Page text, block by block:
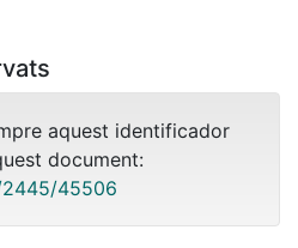
aquest identificador
document:
45506